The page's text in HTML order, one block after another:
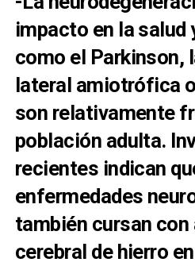
impacto en la salud
como el Parkinson,
lateral amiotrófica
son relativamente
población adulta.
recientes indican
enfermedades
también cursan
cerebral de hierro